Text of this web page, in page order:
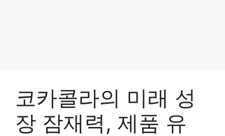
코카콜라의 미래 성
장 잠재력, 제품 유